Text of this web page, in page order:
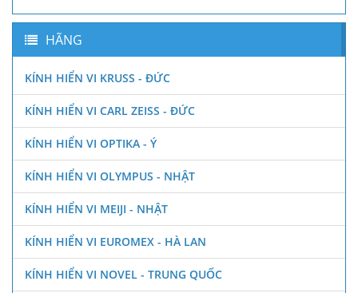
HÃNG
KÍNH HIỂN VI KRUSS - ĐỨC
KÍNH HIỂN VI CARL ZEISS - ĐỨC
KÍNH HIỂN VI OPTIKA - Ý
KÍNH HIỂN VI OLYMPUS - NHẬT
KÍNH HIỂN VI MEIJI - NHẬT
KÍNH HIỂN VI EUROMEX - HÀ LAN
KÍNH HIỂN VI NOVEL - TRUNG QUỐC